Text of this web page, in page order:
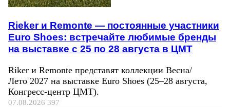
Rieker и Remonte — постоянные участники
Euro Shoes: встречайте любимые бренды
на выставке с 25 по 28 августа в ЦМТ
Riker и Remonte представят коллекции Весна/
Лето 2027 на выставке Euro Shoes (25–28 августа,
Конгресс‑центр ЦМТ).
07.08.2026 397